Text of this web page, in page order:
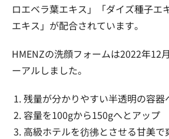
ロエベラ葉エキス」「ダイズ種子エ
エキス」が配合されています。
HMENZの洗顔フォームは2022年12
ーアルしました。
残量が分かりやすい半透明の容器
容量を100gから150gへとアップ
高級ホテルを彷彿とさせる甘美で